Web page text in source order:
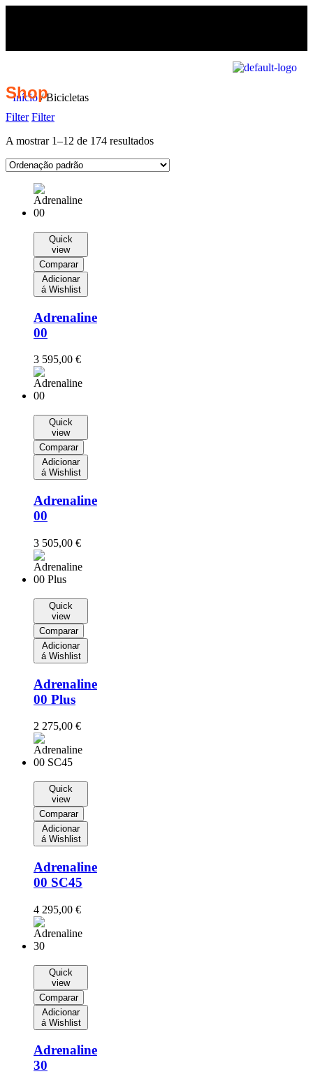
Shop
Início / Bicicletas
Filter Filter
A mostrar 1–12 de 174 resultados
Quick
view
Comparar
Adicionar
á Wishlist
Adrenaline
00
3 595,00 €
Quick
view
Comparar
Adicionar
á Wishlist
Adrenaline
00
3 505,00 €
Quick
view
Comparar
Adicionar
á Wishlist
Adrenaline
00 Plus
2 275,00 €
Quick
view
Comparar
Adicionar
á Wishlist
Adrenaline
00 SC45
4 295,00 €
Quick
view
Comparar
Adicionar
á Wishlist
Adrenaline
30